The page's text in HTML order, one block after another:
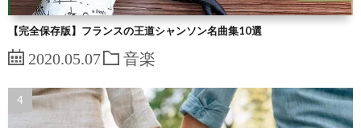
【完全保存版】フランスの王道シャンソン名曲集10選
2020.05.07 音楽